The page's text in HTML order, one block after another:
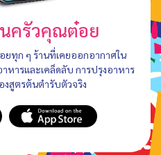
ครัวคุณต๋อย
อยทุก ๆ ร้านที่เคยออกอากาศใน
ารและเคล็ดลับ การปรุงอาหาร
งสูตรต้นตำรับตัวจริง